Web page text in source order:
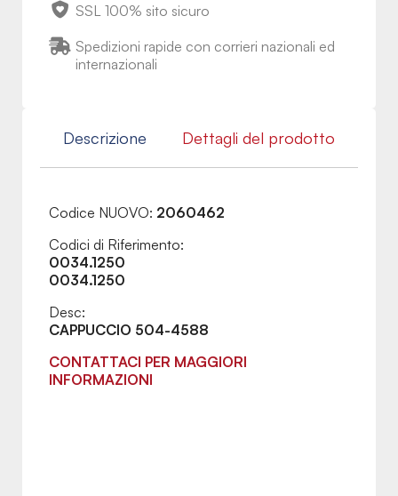
SSL 100% sito sicuro
Spedizioni rapide con corrieri nazionali ed
internazionali
Descrizione Dettagli del prodotto
Codice NUOVO: 2060462
Codici di Riferimento:
0034.1250
0034.1250
Desc:
CAPPUCCIO 504-4588
CONTATTACI PER MAGGIORI
INFORMAZIONI